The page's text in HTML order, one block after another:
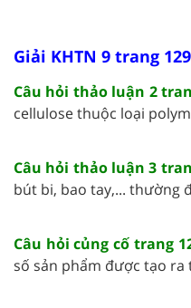
Giải KHTN 9 trang 129
Câu hỏi thảo luận 2
cellulose thuộc loại
Câu hỏi thảo luận 3
bút bi, bao tay,... thường
Câu hỏi củng cố trang
số sản phẩm được tạo